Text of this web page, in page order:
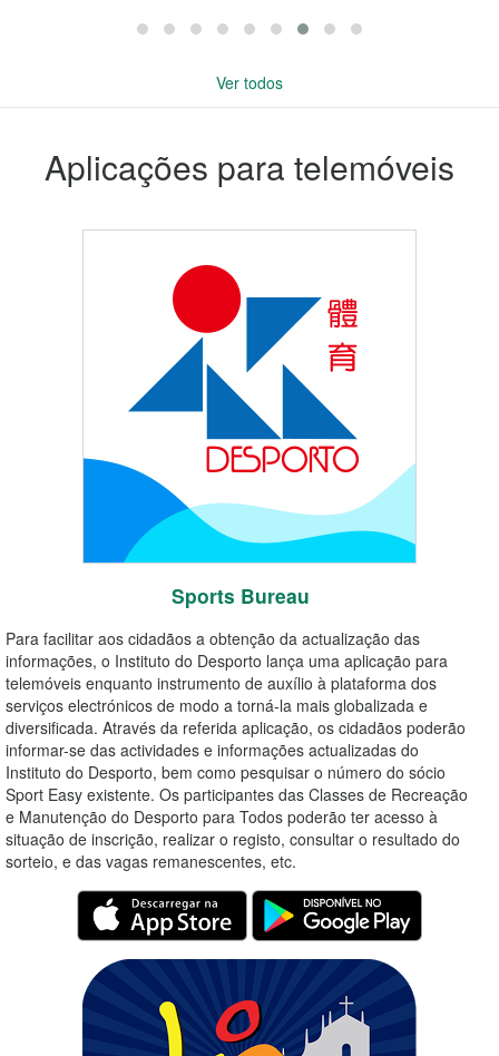
Ver todos
Aplicações para telemóveis
Sports Bureau
Para facilitar aos cidadãos a obtenção da actualização das
informações, o Instituto do Desporto lança uma aplicação para
telemóveis enquanto instrumento de auxílio à plataforma dos
serviços electrónicos de modo a torná-la mais globalizada e
diversificada. Através da referida aplicação, os cidadãos poderão
informar-se das actividades e informações actualizadas do
Instituto do Desporto, bem como pesquisar o número do sócio
Sport Easy existente. Os participantes das Classes de Recreação
e Manutenção do Desporto para Todos poderão ter acesso à
situação de inscrição, realizar o registo, consultar o resultado do
sorteio, e das vagas remanescentes, etc.